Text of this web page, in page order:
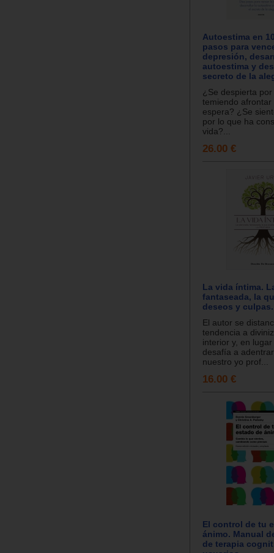
Autoestima en
pasos para
depresión,
autoestima y
secreto de la
¿Se despierta
temiendo
espera? ¿Se
por lo que ha
vida?...
26.00 €
La vida íntima.
fantaseada, la
deseos y
El autor se
tendencia a
interior y, en
desafía a
nuestro yo prof...
16.00 €
El control de tu
ánimo. Manual
de terapia